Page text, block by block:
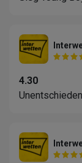
4.30
Unentschieden